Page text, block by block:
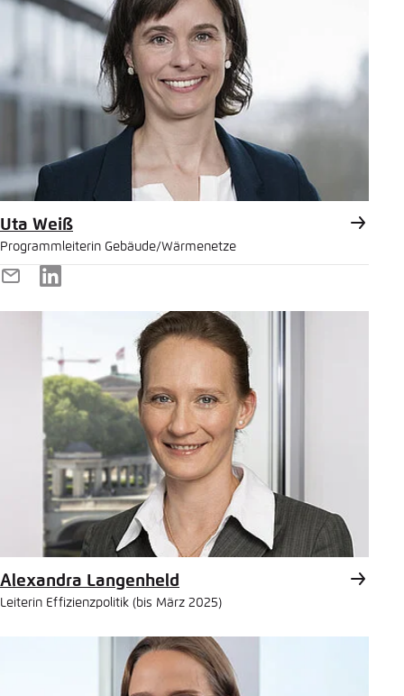
Uta Weiß
Programmleiterin Gebäude/Wärmenetze
E-
Mail
LinkedIn
Alexandra Langenheld
Leiterin Effizienzpolitik (bis März 2025)